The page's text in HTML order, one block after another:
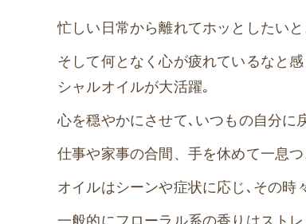
忙しい日常から離れてホッとしたい
そして何となく心が疲れているなと
シャルオイルが大活躍｡
心を穏やかにさせて､いつもの自分に
仕事や家事の合間、手を休めて一息
オイルはシーンや症状に応じ､その時
一般的にフローラル系の香りはスト